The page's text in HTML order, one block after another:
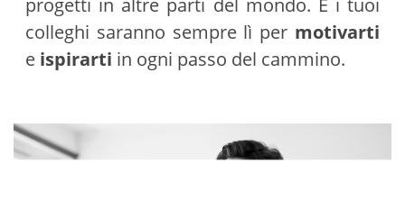
colleghi saranno sempre lì per motivarti
e ispirarti in ogni passo del cammino.